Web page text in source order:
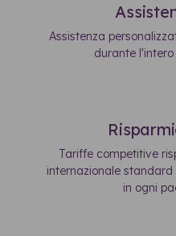
Assistenza
durante
Tariffe competitive
internazionale
in ogni